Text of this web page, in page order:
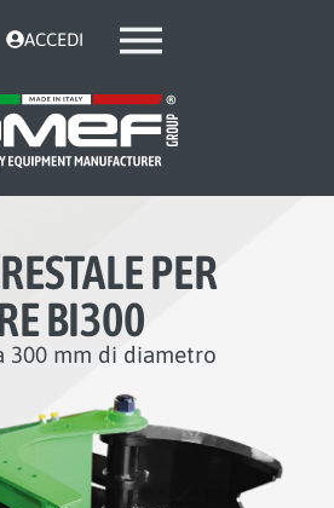
ACCEDI
PER
BI300
300 mm di diametro